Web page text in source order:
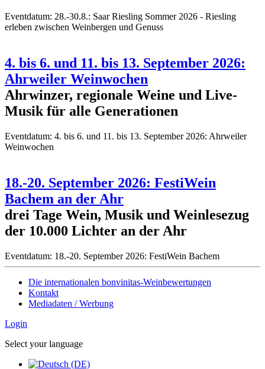
Eventdatum: 28.-30.8.: Saar Riesling Sommer 2026 - Riesling
erleben zwischen Weinbergen und Genuss
4. bis 6. und 11. bis 13. September 2026:
Ahrweiler Weinwochen
Ahrwinzer, regionale Weine und Live-
Musik für alle Generationen
Eventdatum: 4. bis 6. und 11. bis 13. September 2026: Ahrweiler
Weinwochen
18.-20. September 2026: FestiWein
Bachem an der Ahr
drei Tage Wein, Musik und Weinlesezug
der 10.000 Lichter an der Ahr
Eventdatum: 18.-20. September 2026: FestiWein Bachem
Die internationalen bonvinitas-Weinbewertungen
Kontakt
Mediadaten / Werbung
Login
Select your language